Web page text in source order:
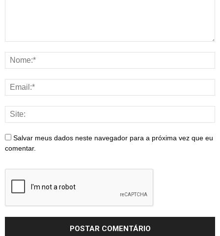
Salvar meus dados neste navegador para a próxima vez que eu
comentar.